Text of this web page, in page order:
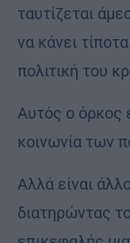
ταυτίζεται
να κάνει
πολιτική του
Αυτός ο όρκος
κοινωνία των
Αλλά είναι
διατηρώντας